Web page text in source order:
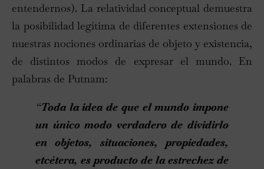
entendernos). La relatividad conceptual demuestra
la posibilidad legítima de diferentes extensiones de
nuestras nociones ordinarias de objeto y existencia,
de distintos modos de expresar el mundo. En
palabras de Putnam:
“Toda la idea de que el mundo impone
un único modo verdadero de dividirlo
en objetos, situaciones, propiedades,
etcétera, es producto de la estrechez de